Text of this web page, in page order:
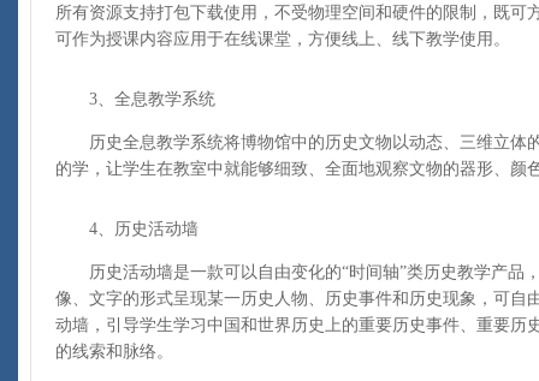
所有资源支持打包下载使用，不受物理空间和硬件的限制，既可
可作为授课内容应用于在线课堂，方便线上、线下教学使用。
3、全息教学系统
历史全息教学系统将博物馆中的历史文物以动态、三维立体
的学，让学生在教室中就能够细致、全面地观察文物的器形、颜
4、历史活动墙
历史活动墙是一款可以自由变化的“时间轴”类历史教学产品
像、文字的形式呈现某一历史人物、历史事件和历史现象，可自
动墙，引导学生学习中国和世界历史上的重要历史事件、重要历
的线索和脉络。